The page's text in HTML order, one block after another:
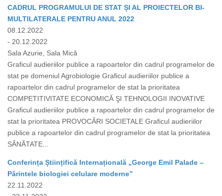
CADRUL PROGRAMULUI DE STAT ȘI AL PROIECTELOR BI-
MULTILATERALE PENTRU ANUL 2022
08.12.2022
- 20.12.2022
Sala Azurie, Sala Mică
Graficul audieriilor publice a rapoartelor din cadrul programelor de
stat pe domeniul Agrobiologie Graficul audieriilor publice a
rapoartelor din cadrul programelor de stat la prioritatea
COMPETITIVITATE ECONOMICĂ ŞI TEHNOLOGII INOVATIVE
Graficul audieriilor publice a rapoartelor din cadrul programelor de
stat la prioritatea PROVOCĂRI SOCIETALE Graficul audieriilor
publice a rapoartelor din cadrul programelor de stat la prioritatea
SĂNĂTATE...
Conferința Științifică Internațională „George Emil Palade –
Părintele biologiei celulare moderne”
22.11.2022